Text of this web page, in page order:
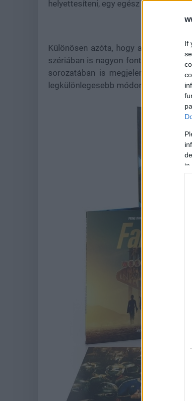
If
in
helyettesíteni, egy egész más jellegű
Különösen azóta, hogy a
szériában is nagyon fontossá vált a
sorozatában is megjelenik. Most
legkülönlegesebb módon